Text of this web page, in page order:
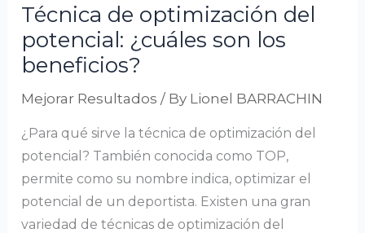
Técnica de optimización del
potencial: ¿cuáles son los
beneficios?
Mejorar Resultados / By Lionel BARRACHIN
¿Para qué sirve la técnica de optimización del
potencial? También conocida como TOP,
permite como su nombre indica, optimizar el
potencial de un deportista. Existen una gran
variedad de técnicas de optimización del
los
beneficios?